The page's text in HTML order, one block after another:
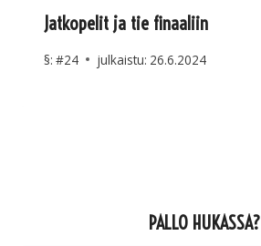
Jatkopelit ja tie finaaliin
§: #24 julkaistu: 26.6.2024
PALLO HUKASSA?